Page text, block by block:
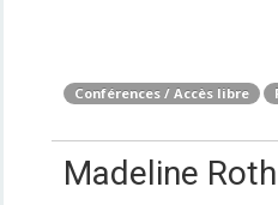
Conférences / Accès libre
Madeline